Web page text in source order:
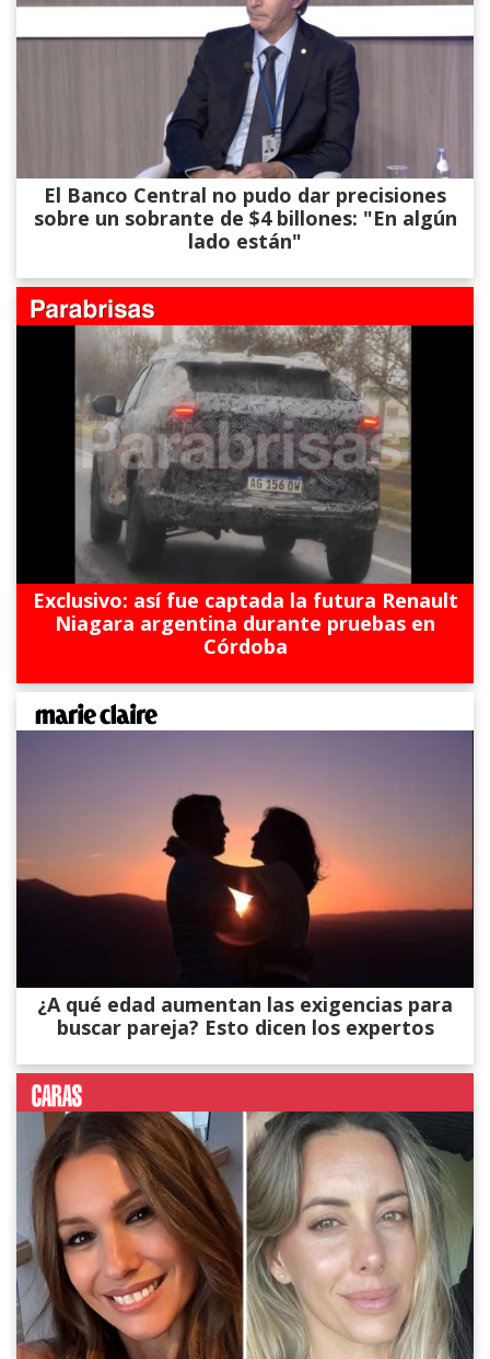
El Banco Central no pudo dar precisiones
sobre un sobrante de $4 billones: "En algún
lado están"
Exclusivo: así fue captada la futura Renault
Niagara argentina durante pruebas en
Córdoba
¿A qué edad aumentan las exigencias para
buscar pareja? Esto dicen los expertos